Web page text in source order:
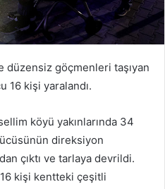
düzensiz göçmenleri taşıyan
16 kişi yaralandı.
köyü yakınlarında 34
direksiyon
çıktı ve tarlaya devrildi.
16 kişi kentteki çeşitli